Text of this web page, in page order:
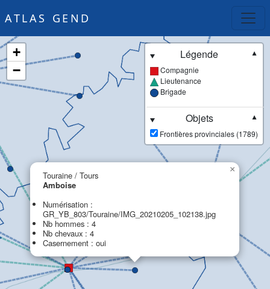
ATLAS GEND
Touraine / Tours
Amboise
Numérisation :
GR_YB_803/Touraine/IMG_20210205_102138.jpg
Nb hommes : 4
Nb chevaux : 4
Casernement : oui
×
+
−
Légende
▼
Compagnie
Lieutenance
Brigade
Objets
▼
Frontières provinciales (1789)